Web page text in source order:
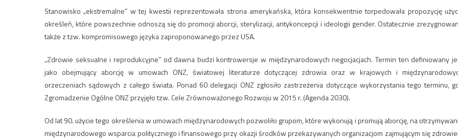
Stanowisko „ekstremalne” w tej kwestii reprezentowała strona amerykańska, która konsekwentnie torpedowała propozycję
określeń, które powszechnie odnoszą się do promocji aborcji, sterylizacji, antykoncepcji i ideologii gender. Ostatecznie
także z tzw. kompromisowego języka zaproponowanego przez USA.
„Zdrowie seksualne i reprodukcyjne” od dawna budzi kontrowersje w międzynarodowych negocjacjach. Termin ten definiowany
jako obejmujący aborcję w umowach ONZ, światowej literaturze dotyczącej zdrowia oraz w krajowych i
orzeczeniach sądowych z całego świata. Ponad 60 delegacji ONZ zgłosiło zastrzeżenia dotyczące wykorzystania tego terminu,
Zgromadzenie Ogólne ONZ przyjęło tzw. Cele Zrównoważonego Rozwoju w 2015 r. (Agenda 2030).
Od lat 90. użycie tego określenia w umowach międzynarodowych pozwoliło grupom, które wykonują i promują aborcję, na
międzynarodowego wsparcia politycznego i finansowego przy okazji środków przekazywanych organizacjom zajmującym się